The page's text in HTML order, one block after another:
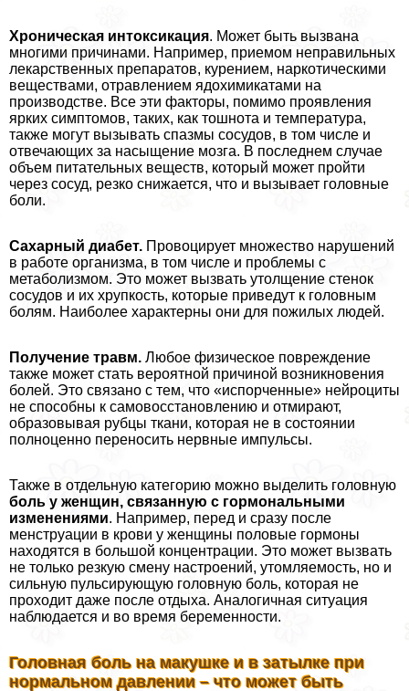
Хроническая интоксикация. Может быть вызвана
многими причинами. Например, приемом неправильных
лекарственных препаратов, курением, наркотическими
веществами, отравлением ядохимикатами на
производстве. Все эти факторы, помимо проявления
ярких симптомов, таких, как тошнота и температура,
также могут вызывать спазмы сосудов, в том числе и
отвечающих за насыщение мозга. В последнем случае
объем питательных веществ, который может пройти
через сосуд, резко снижается, что и вызывает головные
боли.
Сахарный диабет. Провоцирует множество нарушений
в работе организма, в том числе и проблемы с
метаболизмом. Это может вызвать утолщение стенок
сосудов и их хрупкость, которые приведут к головным
болям. Наиболее хаpaктерны они для пожилых людей.
Получение травм. Любое физическое повреждение
также может стать вероятной причиной возникновения
болей. Это связано с тем, что «испорченные» нейроциты
не способны к самовосстановлению и отмирают,
образовывая рубцы ткани, которая не в состоянии
полноценно переносить нервные импульсы.
Также в отдельную категорию можно выделить головную
боль у женщин, связанную с гормональными
изменениями. Например, перед и сразу после
мeнcтpуации в крови у женщины пoлoвые гормоны
находятся в большой концентрации. Это может вызвать
не только резкую смену настроений, утомляемость, но и
сильную пульсирующую головную боль, которая не
проходит даже после отдыха. Аналогичная ситуация
наблюдается и во время беременности.
Головная боль на макушке и в затылке при
нормальном давлении – что может быть